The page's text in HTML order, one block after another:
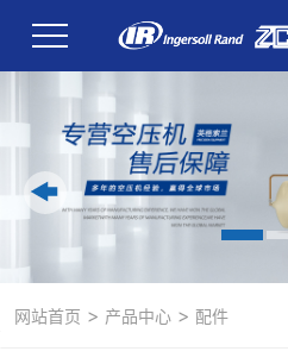
网站首页 > 产品中心 > 配件